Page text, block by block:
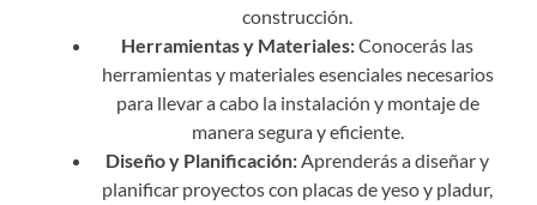
construcción.
Herramientas y Materiales:Conocerás las
herramientas y materiales esenciales necesarios
para llevar a cabo la instalación y montaje de
manera segura y eficiente.
Diseño y Planificación:Aprenderás a diseñar y
planificar proyectos con placas de yeso y pladur,